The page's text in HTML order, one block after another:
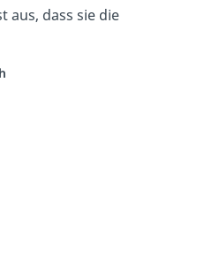
aus, dass sie die